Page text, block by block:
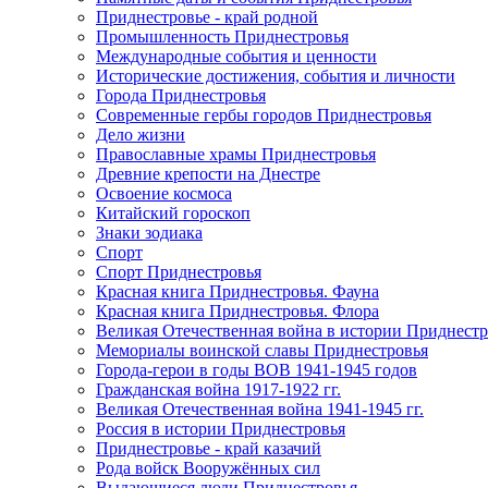
Приднестровье - край родной
Промышленность Приднестровья
Международные события и ценности
Исторические достижения, события и личности
Города Приднестровья
Современные гербы городов Приднестровья
Дело жизни
Православные храмы Приднестровья
Древние крепости на Днестре
Освоение космоса
Китайский гороскоп
Знаки зодиака
Спорт
Спорт Приднестровья
Красная книга Приднестровья. Фауна
Красная книга Приднестровья. Флора
Великая Отечественная война в истории
Мемориалы воинской славы Приднестровья
Города-герои в годы ВОВ 1941-1945 годов
Гражданская война 1917-1922 гг.
Великая Отечественная война 1941-1945 гг.
Россия в истории Приднестровья
Приднестровье - край казачий
Рода войск Вооружённых сил